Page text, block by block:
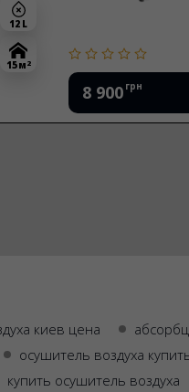
8 900 грн
12 L
15 м 2
киев цена
осушитель воздуха
купить осушитель воздуха